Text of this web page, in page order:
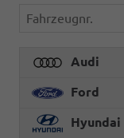
Fahrzeugnr.
Audi
Ford
Hyundai